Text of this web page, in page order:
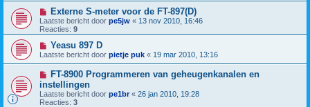
Externe S-meter voor de FT-897(D)
Laatste bericht door pe5jw « 13 nov 2010, 16:46
Reacties: 9
Yeasu 897 D
Laatste bericht door pietje puk « 19 mar 2010, 13:16
FT-8900 Programmeren van geheugenkanalen en
instellingen
Laatste bericht door pe1br « 26 jan 2010, 19:28
Reacties: 3